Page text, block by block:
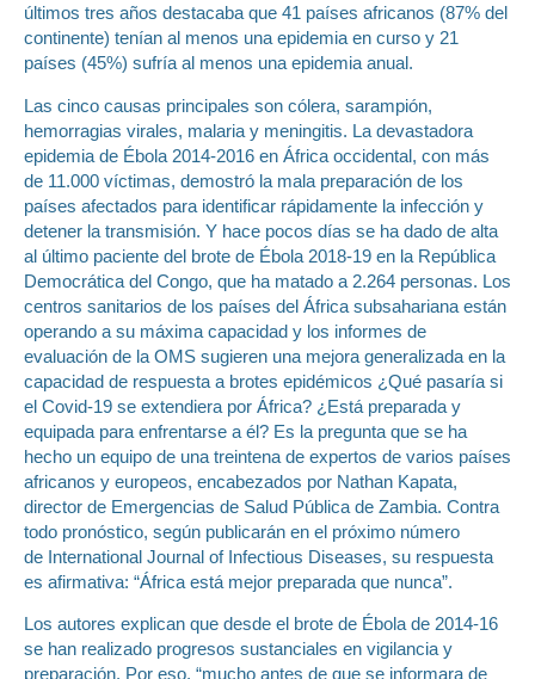
últimos tres años destacaba que 41 países africanos (87% del
continente) tenían al menos una epidemia en curso y 21
países (45%) sufría al menos una epidemia anual.
Las cinco causas principales son cólera, sarampión,
hemorragias virales, malaria y meningitis. La devastadora
epidemia de Ébola 2014-2016 en África occidental, con más
de 11.000 víctimas, demostró la mala preparación de los
países afectados para identificar rápidamente la infección y
detener la transmisión. Y hace pocos días se ha dado de alta
al último paciente del brote de Ébola 2018-19 en la República
Democrática del Congo, que ha matado a 2.264 personas. Los
centros sanitarios de los países del África subsahariana están
operando a su máxima capacidad y los informes de
evaluación de la OMS sugieren una mejora generalizada en la
capacidad de respuesta a brotes epidémicos ¿Qué pasaría si
el Covid-19 se extendiera por África? ¿Está preparada y
equipada para enfrentarse a él? Es la pregunta que se ha
hecho un equipo de una treintena de expertos de varios países
africanos y europeos, encabezados por Nathan Kapata,
director de Emergencias de Salud Pública de Zambia. Contra
todo pronóstico, según publicarán en el próximo número
de International Journal of Infectious Diseases, su respuesta
es afirmativa: “África está mejor preparada que nunca”.
Los autores explican que desde el brote de Ébola de 2014-16
se han realizado progresos sustanciales en vigilancia y
preparación. Por eso, “mucho antes de que se informara de